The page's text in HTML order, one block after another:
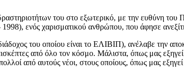
του στο εξωτερικό, με την ευθύνη του
ενός χαρισματικού ανθρώπου, που άφησε
του οποίου είναι το ΕΛΙΒΙΠ), ανέλαβε την
από όλο τον κόσμο. Μάλιστα, όπως μας
από αυτούς νέοι, στους οποίους, όπως μας